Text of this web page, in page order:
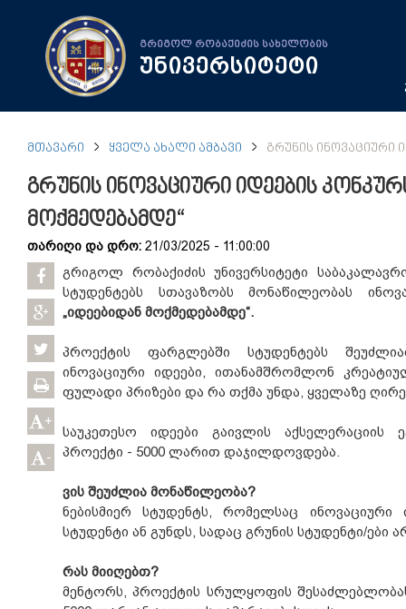
გრიგოლ რობაქიძის სახელობის
უნივერსიტეტი
ᲛᲗᲐᲕᲐᲠᲘ ᲧᲕᲔᲚᲐ ᲐᲮᲐᲚᲘ ᲐᲛᲑᲐᲕᲘ ᲒᲠᲣᲜᲘᲡ ᲘᲜᲝᲕᲐᲪᲘᲣᲠᲘ
გრუნის ინოვაციური იდეების
მოქმედებამდე“
თარიღი და დრო: 21/03/2025 - 11:00:00
+
-
გრიგოლ რობაქიძის უნივერსიტეტი
სტუდენტებს სთავაზობს მონაწილეობას
„იდეებიდან მოქმედებამდე“.
პროექტის ფარგლებში სტუდენტებს
ინოვაციური იდეები, ითანამშრომლონ
ფულადი პრიზები და რა თქმა უნდა, ყველაზე
საუკეთესო იდეები გაივლის აქსელერაციის
პროექტი - 5000 ლარით დაჯილდოვდება.
ვის შეუძლია მონაწილეობა?
ნებისმიერ სტუდენტს, რომელსაც
სტუდენტი ან გუნდს, სადაც გრუნის სტუდენტი/ები
რას მიიღებთ?
მენტორს, პროექტის სრულყოფის